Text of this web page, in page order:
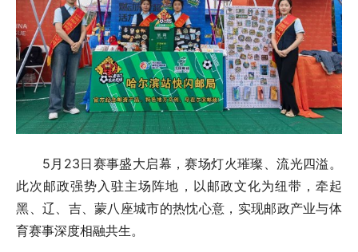
5月23日赛事盛大启幕，赛场灯火璀璨、流光四溢。
此次邮政强势入驻主场阵地，以邮政文化为纽带，牵起
黑、辽、吉、蒙八座城市的热忱心意，实现邮政产业与体
育赛事深度相融共生。